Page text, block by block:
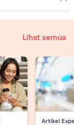
Lihat semua
Artikel